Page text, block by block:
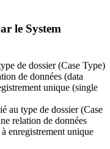
le System
de dossier (Case Type)
de données (data
unique (single
au type de dossier (Case
relation de données
à enregistrement unique